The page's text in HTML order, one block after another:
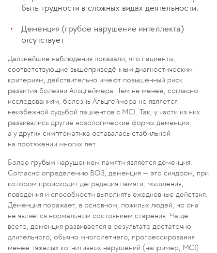
быть трудности в сложных видах деятельности.
Деменция (грубое нарушение интеллекта)
отсутствует
Дальнейшие наблюдения показали, что пациенты,
соответствующие вышеприведённым диагностическим
критериям, действительно имеют повышенный риск
развития болезни Альцгеймера. Тем не менее, согласно
исследованиям, болезнь Альцгеймера не является
неизбежной судьбой пациентов с MCI. Так, у части из них
развивались другие нозологические формы деменции,
а у других симптоматика оставалась стабильной
на протяжении многих лет.
Более грубым нарушением памяти является деменция.
Согласно определению ВОЗ, деменция — это синдром, при
котором происходит деградация памяти, мышления,
поведения и способности выполнять ежедневные действия.
Деменция поражает, в основном, пожилых людей, но она
не является нормальным состоянием старения. Чаще
всего, деменция развивается в результате достаточно
длительного, обычно многолетнего, прогрессирования
менее тяжёлых когнитивных нарушений (например, MCI).